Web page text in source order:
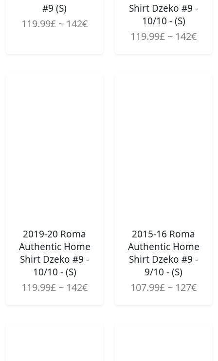
#9 (S)
119.99£ ~ 142€
Shirt Dzeko #9 -
10/10 - (S)
119.99£ ~ 142€
2019-20 Roma
Authentic Home
Shirt Dzeko #9 -
10/10 - (S)
119.99£ ~ 142€
2015-16 Roma
Authentic Home
Shirt Dzeko #9 -
9/10 - (S)
107.99£ ~ 127€